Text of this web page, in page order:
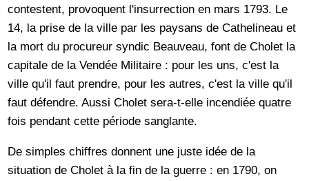
contestent, provoquent l'insurrection en mars 1793. Le
14, la prise de la ville par les paysans de Cathelineau et
la mort du procureur syndic Beauveau, font de Cholet la
capitale de la Vendée Militaire : pour les uns, c'est la
ville qu'il faut prendre, pour les autres, c'est la ville qu'il
faut défendre. Aussi Cholet sera-t-elle incendiée quatre
fois pendant cette période sanglante.
De simples chiffres donnent une juste idée de la
situation de Cholet à la fin de la guerre : en 1790, on